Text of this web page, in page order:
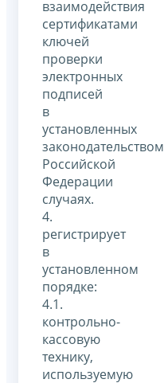
взаимодействия
сертификатами
ключей
проверки
электронных
подписей
в
установленных
законодательством
Российской
Федерации
случаях.
4.
регистрирует
в
установленном
порядке:
4.1.
контрольно-
кассовую
технику,
используемую